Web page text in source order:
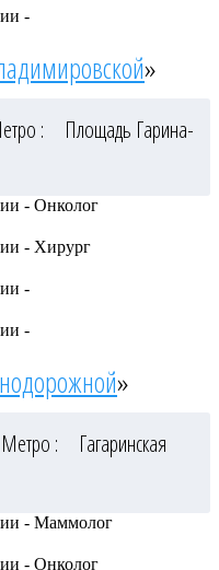
-
»
:
Площадь Гарина-
- Онколог
- Хирург
-
-
»
Метро :
Гагаринская
- Маммолог
- Онколог